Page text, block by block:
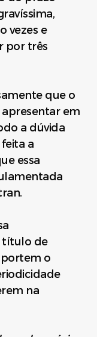
vezes e
por três
que o
em
a dúvida
a
essa
título de
o
na